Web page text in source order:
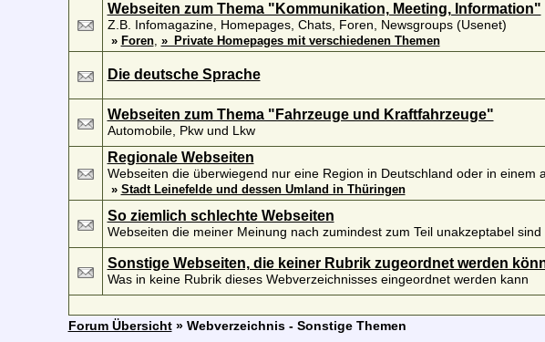
Webseiten zum Thema "Kommunikation, Meeting, Information"
Z.B. Infomagazine, Homepages, Chats, Foren, Newsgroups (Usenet)
» Foren, »_Private Homepages mit verschiedenen Themen
Die deutsche Sprache
Webseiten zum Thema "Fahrzeuge und Kraftfahrzeuge"
Automobile, Pkw und Lkw
Regionale Webseiten
Webseiten die überwiegend nur eine Region in Deutschland oder in einem
» Stadt Leinefelde und dessen Umland in Thüringen
So ziemlich schlechte Webseiten
Webseiten die meiner Meinung nach zumindest zum Teil unakzeptabel sind
Sonstige Webseiten, die keiner Rubrik zugeordnet werden
Was in keine Rubrik dieses Webverzeichnisses eingeordnet werden kann
Forum Übersicht » Webverzeichnis - Sonstige Themen